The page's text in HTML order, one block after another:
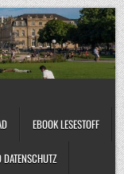
EBOOK LESESTOFF